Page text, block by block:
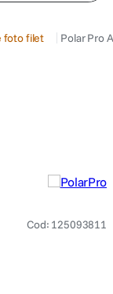
foto filet Polar Pro
Cod: 125093811